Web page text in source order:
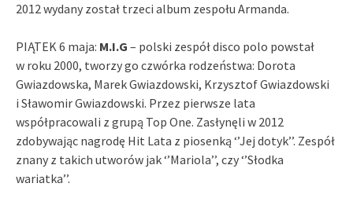
2012 wydany został trzeci album zespołu Armanda.
PIĄTEK 6 maja: M.I.G – polski zespół disco polo powstał
w roku 2000, tworzy go czwórka rodzeństwa: Dorota
Gwiazdowska, Marek Gwiazdowski, Krzysztof Gwiazdowski
i Sławomir Gwiazdowski. Przez pierwsze lata
współpracowali z grupą Top One. Zasłynęli w 2012
zdobywając nagrodę Hit Lata z piosenką ‘’Jej dotyk’’. Zespół
znany z takich utworów jak ‘’Mariola’’, czy ‘’Słodka
wariatka’’.